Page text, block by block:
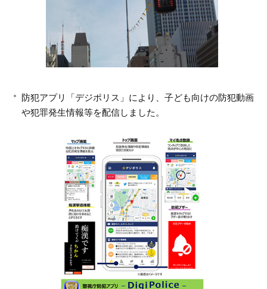
防犯アプリ「デジポリス」により、子ども向けの防犯動画
や犯罪発生情報等を配信しました。